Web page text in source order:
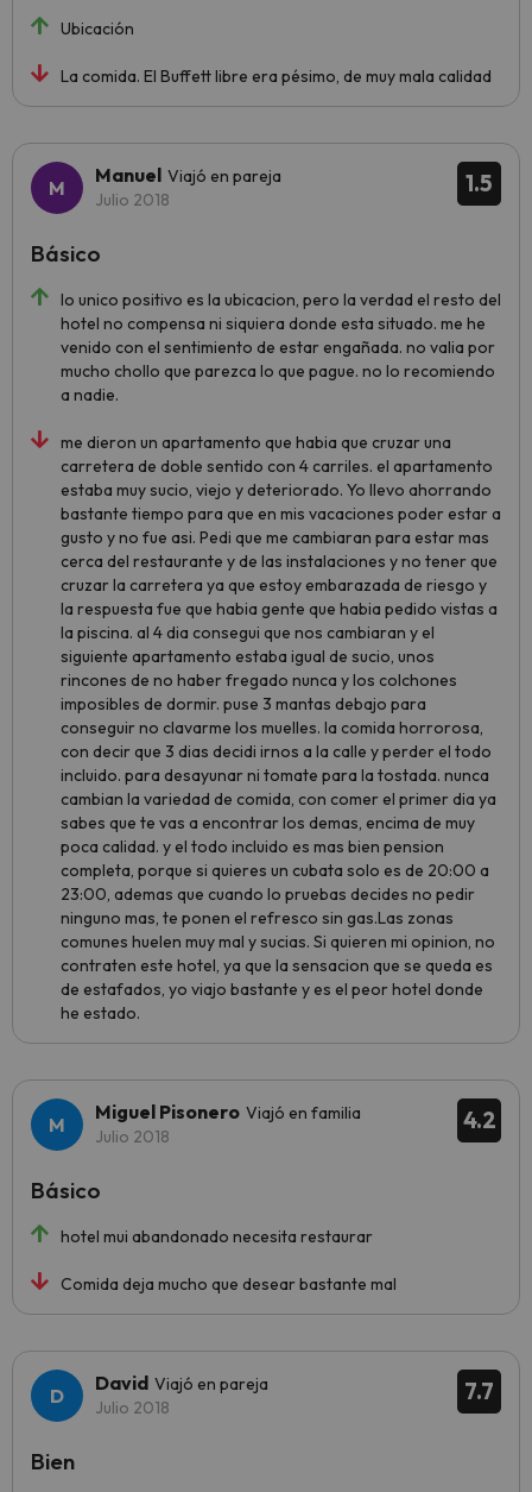
Ubicación
La comida. El Buffett libre era pésimo, de muy mala calidad
1.5
Manuel Viajó en pareja
Julio 2018
lo unico positivo es la ubicacion, pero la verdad el resto del
hotel no compensa ni siquiera donde esta situado. me he
venido con el sentimiento de estar engañada. no valia por
mucho chollo que parezca lo que pague. no lo recomiendo
a nadie.
me dieron un apartamento que habia que cruzar una
carretera de doble sentido con 4 carriles. el apartamento
estaba muy sucio, viejo y deteriorado. Yo llevo ahorrando
bastante tiempo para que en mis vacaciones poder estar a
gusto y no fue asi. Pedi que me cambiaran para estar mas
cerca del restaurante y de las instalaciones y no tener que
cruzar la carretera ya que estoy embarazada de riesgo y
la respuesta fue que habia gente que habia pedido vistas a
la piscina. al 4 dia consegui que nos cambiaran y el
siguiente apartamento estaba igual de sucio, unos
rincones de no haber fregado nunca y los colchones
imposibles de dormir. puse 3 mantas debajo para
conseguir no clavarme los muelles. la comida horrorosa,
con decir que 3 dias decidi irnos a la calle y perder el todo
incluido. para desayunar ni tomate para la tostada. nunca
cambian la variedad de comida, con comer el primer dia ya
sabes que te vas a encontrar los demas, encima de muy
poca calidad. y el todo incluido es mas bien pension
completa, porque si quieres un cubata solo es de 20:00 a
23:00, ademas que cuando lo pruebas decides no pedir
ninguno mas, te ponen el refresco sin gas.Las zonas
comunes huelen muy mal y sucias. Si quieren mi opinion, no
contraten este hotel, ya que la sensacion que se queda es
de estafados, yo viajo bastante y es el peor hotel donde
he estado.
Básico
4.2
Miguel Pisonero Viajó en familia
Julio 2018
hotel mui abandonado necesita restaurar
Comida deja mucho que desear bastante mal
Básico
7.7
David Viajó en pareja
Julio 2018
Bien